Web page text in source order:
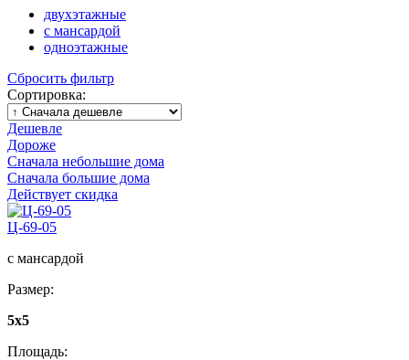
двухэтажные
с мансардой
одноэтажные
Сбросить фильтр
Сортировка:
Дешевле
Дороже
Сначала небольшие дома
Сначала большие дома
Действует скидка
Ц-69-05
с мансардой
Размер:
5x5
Площадь: